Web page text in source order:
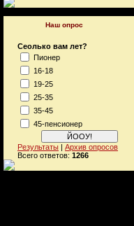
Наш опрос
Сеолько вам лет?
Пионер
16-18
19-25
25-35
35-45
45-пенсионер
Результаты | Архив опросов
Всего ответов: 1266